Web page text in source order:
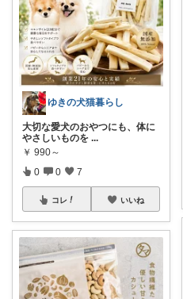
ゆきの犬猫暮らし
大切な愛犬のおやつにも、体に
やさしいものを ...
￥ 990～
0 0 7
コレ いいね